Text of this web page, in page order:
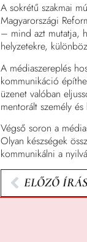
A sokrétű szakmai
Magyarországi
– mind azt mutatja,
helyzetekre,
A médiaszereplés
kommunikáció
üzenet valóban
mentorált személy
Végső soron a
Olyan készségek
kommunikálni a
ELŐZŐ ÍRÁS